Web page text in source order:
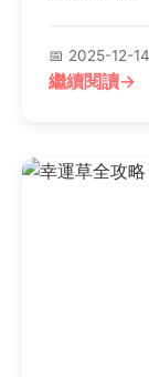
📅 2025-12-14
繼續閱讀